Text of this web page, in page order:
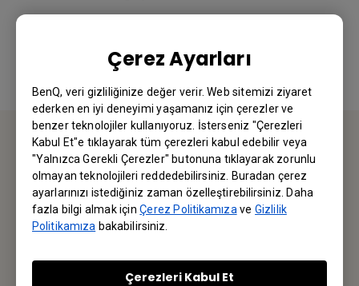
Çerez Ayarları
BenQ, veri gizliliğinize değer verir. Web sitemizi ziyaret
ederken en iyi deneyimi yaşamanız için çerezler ve
benzer teknolojiler kullanıyoruz. İsterseniz "Çerezleri
Kabul Et"e tıklayarak tüm çerezleri kabul edebilir veya
"Yalnızca Gerekli Çerezler" butonuna tıklayarak zorunlu
olmayan teknolojileri reddedebilirsiniz. Buradan çerez
ayarlarınızı istediğiniz zaman özelleştirebilirsiniz. Daha
fazla bilgi almak içinÇerez Politikamıza veGizlilik
Politikamıza bakabilirsiniz.
Çerezleri Kabul Et
BİZE ULAŞIN
Sorularınız için bizimle iletişime geçebilirsiniz.